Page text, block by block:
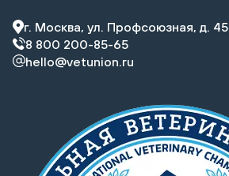
г. Москва, ул. Профсоюзная, д. 45
8 800 200-85-65
hello@vetunion.ru